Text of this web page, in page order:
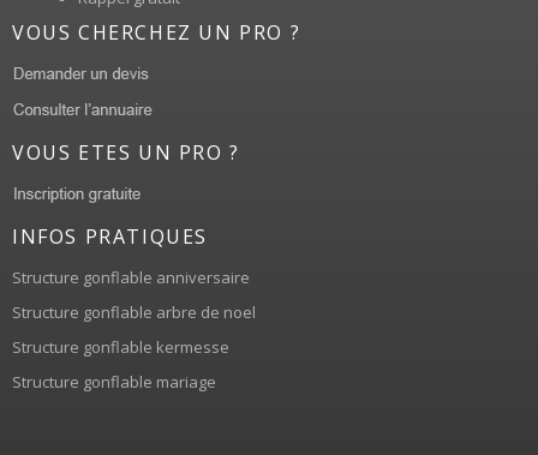
VOUS CHERCHEZ UN PRO ?
VOUS ETES UN PRO ?
INFOS PRATIQUES
Structure gonflable anniversaire
Structure gonflable arbre de noel
Structure gonflable kermesse
Structure gonflable mariage